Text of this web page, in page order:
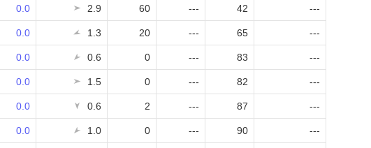
0.0 2.9 60 --- 42 ---
0.0 1.3 20 --- 65 ---
0.0 0.6 0 --- 83 ---
0.0 1.5 0 --- 82 ---
0.0 0.6 2 --- 87 ---
0.0 1.0 0 --- 90 ---